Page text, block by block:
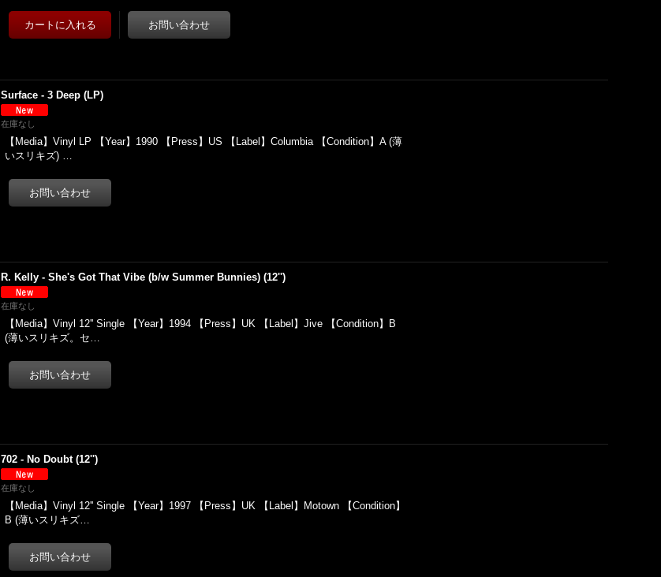
Surface - 3 Deep (LP)
在庫なし
【Media】Vinyl LP 【Year】1990 【Press】US 【Label】Columbia 【Condition】A (薄
いスリキズ) …
R. Kelly - She's Got That Vibe (b/w Summer Bunnies) (12'')
在庫なし
【Media】Vinyl 12'' Single 【Year】1994 【Press】UK 【Label】Jive 【Condition】B
(薄いスリキズ。セ…
702 - No Doubt (12'')
在庫なし
【Media】Vinyl 12'' Single 【Year】1997 【Press】UK 【Label】Motown 【Condition】
B (薄いスリキズ…